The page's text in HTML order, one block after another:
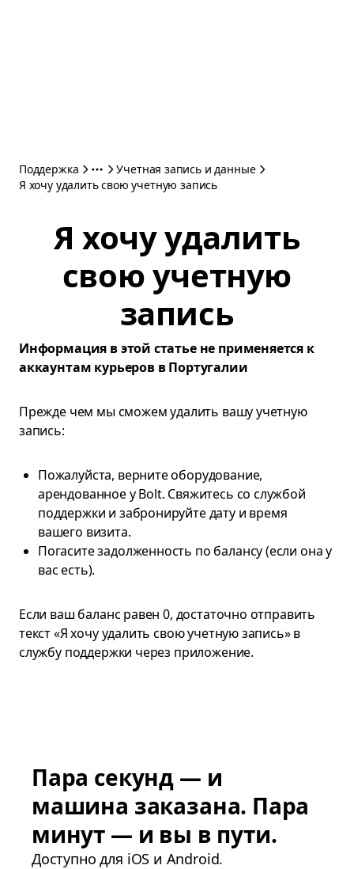
Поддержка
Учетная запись и данные
Я хочу удалить свою учетную запись
Я хочу удалить
свою учетную
запись
Информация в этой статье не применяется к
аккаунтам курьеров в Португалии
Прежде чем мы сможем удалить вашу учетную
запись:
Пожалуйста, верните оборудование,
арендованное у Bolt. Свяжитесь со службой
поддержки и забронируйте дату и время
вашего визита.
Погасите задолженность по балансу (если она у
вас есть).
Если ваш баланс равен 0, достаточно отправить
текст «Я хочу удалить свою учетную запись» в
службу поддержки через приложение.
Пара секунд — и
машина заказана. Пара
минут — и вы в пути.
Доступно для iOS и Android.